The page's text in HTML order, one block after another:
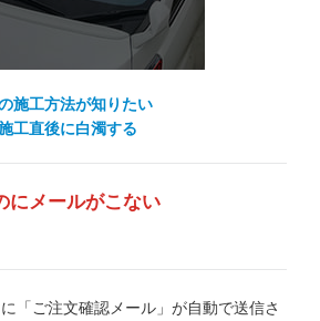
施工方法が知りたい
工直後に白濁する
にメールがこない
「ご注文確認メール」が自動で送信さ